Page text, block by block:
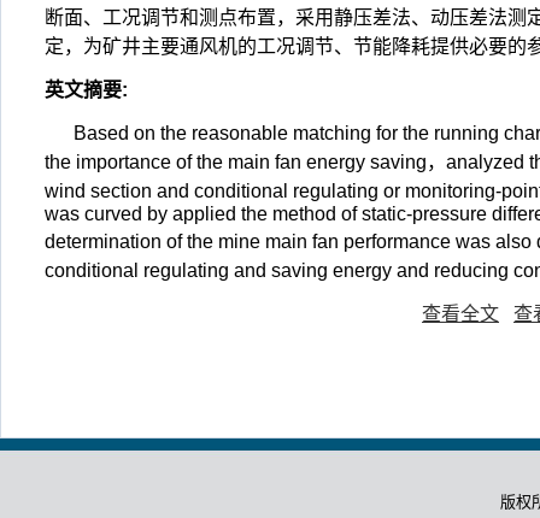
断面、工况调节和测点布置，采用静压差法、动压差法
定，为矿井主要通风机的工况调节、节能降耗提供必要的
英文摘要:
Based on the reasonable matching for the running
the importance of the main fan energy saving，analyzed
wind section and conditional regulating or monitoring-
was curved by applied the method of static-pressure
determination of the mine main fan performance was
conditional regulating and saving energy and reducing
查看全文 查
版权